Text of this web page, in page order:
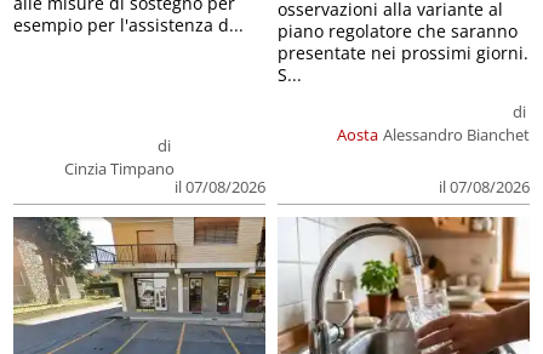
di
Cinzia Timpano
il 07/08/2026
esempio per l'assistenza d...
Aosta
di
Alessandro Bianchet
il 07/08/2026
osservazioni alla variante al
piano regolatore che saranno
presentate nei prossimi giorni.
S...